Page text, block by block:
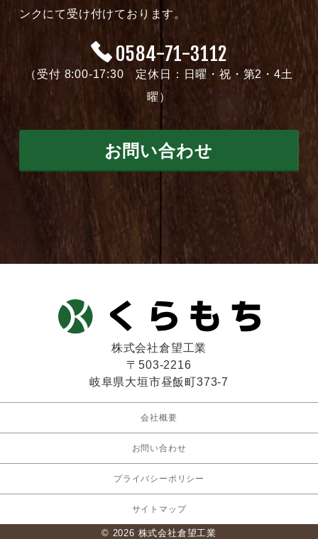
ンクにて受け付けております。
0584-71-3112
（受付 8:00-17:30 定休日：日曜・祝・第2・4土
曜）
お問い合わせ
株式会社倉望工業
〒503-2216
岐阜県大垣市昼飯町373-7
会社概要
お問い合わせ
プライバシーポリシー
サイトマップ
© 2026 株式会社倉望工業